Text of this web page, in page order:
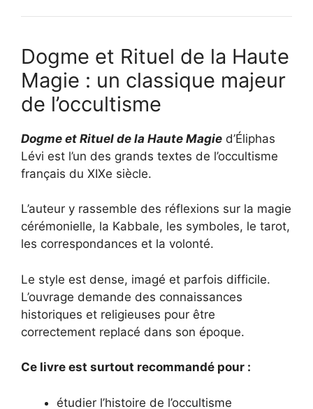
Dogme et Rituel de la Haute
Magie : un classique majeur
de l’occultisme
Dogme et Rituel de la Haute Magie d’Éliphas
Lévi est l’un des grands textes de l’occultisme
français du XIXe siècle.
L’auteur y rassemble des réflexions sur la magie
cérémonielle, la Kabbale, les symboles, le tarot,
les correspondances et la volonté.
Le style est dense, imagé et parfois difficile.
L’ouvrage demande des connaissances
historiques et religieuses pour être
correctement replacé dans son époque.
Ce livre est surtout recommandé pour :
étudier l’histoire de l’occultisme